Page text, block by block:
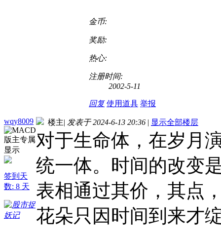
金币:
奖励:
热心:
注册时间:
2002-5-11
回复 使用道具 举报
wqy8009
签到天
数: 8 天
楼主| 发表于 2024-6-13 20:36 | 显示全部楼层
对于生命体，在岁月
统一体。时间的改变
表相通过其价，其点
花朵只因时间到来才